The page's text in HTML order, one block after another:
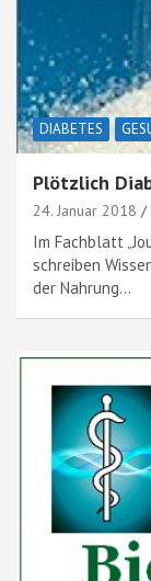
DIABETES
Plötzlich
24. Januar 2018
Im Fachblatt
schreiben
der Nahrung…